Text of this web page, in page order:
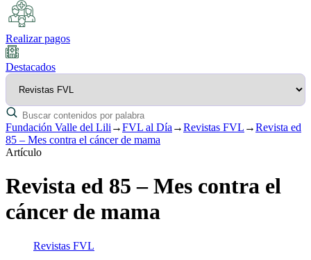
Realizar pagos
Destacados
Fundación Valle del Lili →FVL al Día →Revistas FVL →Revista ed
85 – Mes contra el cáncer de mama
Artículo
Revista ed 85 – Mes contra el
cáncer de mama
Revistas FVL